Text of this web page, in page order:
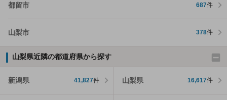
都留市 687件
山梨市 378件
山梨県近隣の都道府県から探す
新潟県 41,827件 山梨県 16,617件